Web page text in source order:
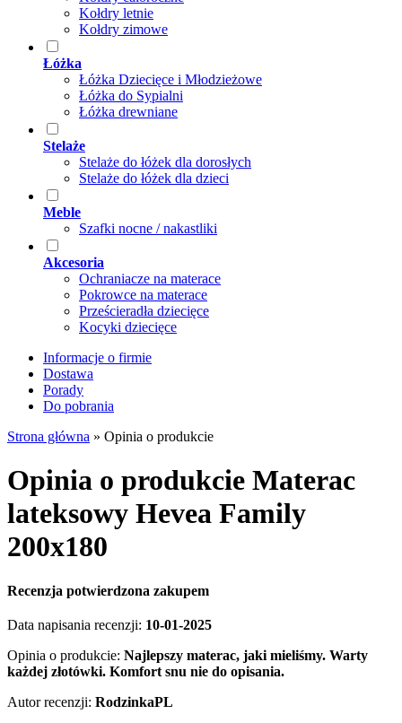
Kołdry letnie
Kołdry zimowe
Łóżka
Łóżka Dziecięce i Młodzieżowe
Łóżka do Sypialni
Łóżka drewniane
Stelaże
Stelaże do łóżek dla dorosłych
Stelaże do łóżek dla dzieci
Meble
Szafki nocne / nakastliki
Akcesoria
Ochraniacze na materace
Pokrowce na materace
Prześcieradła dziecięce
Kocyki dziecięce
Informacje o firmie
Dostawa
Porady
Do pobrania
Strona główna » Opinia o produkcie
Opinia o produkcie Materac
lateksowy Hevea Family
200x180
Recenzja potwierdzona zakupem
Data napisania recenzji: 10-01-2025
Opinia o produkcie: Najlepszy materac, jaki mieliśmy. Warty
każdej złotówki. Komfort snu nie do opisania.
Autor recenzji: RodzinkaPL